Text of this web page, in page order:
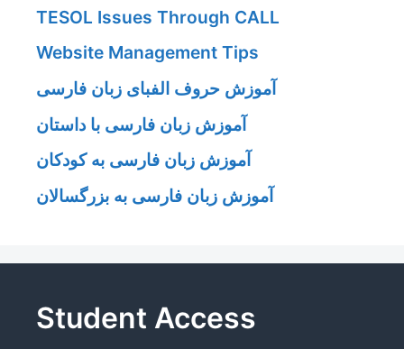
TESOL Issues Through CALL
Website Management Tips
آموزش حروف الفبای زبان فارسی
آموزش زبان فارسی با داستان
آموزش زبان فارسی به کودکان
آموزش زبان فارسی به بزرگسالان
Student Access